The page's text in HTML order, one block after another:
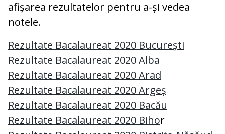
afișarea rezultatelor pentru a-și vedea
notele.
Rezultate Bacalaureat 2020 București
Rezultate Bacalaureat 2020 Alba
Rezultate Bacalaureat 2020 Arad
Rezultate Bacalaureat 2020 Argeș
Rezultate Bacalaureat 2020 Bacău
Rezultate Bacalaureat 2020 Bihor